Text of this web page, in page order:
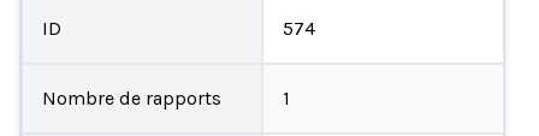
ID 574
Nombre de rapports 1